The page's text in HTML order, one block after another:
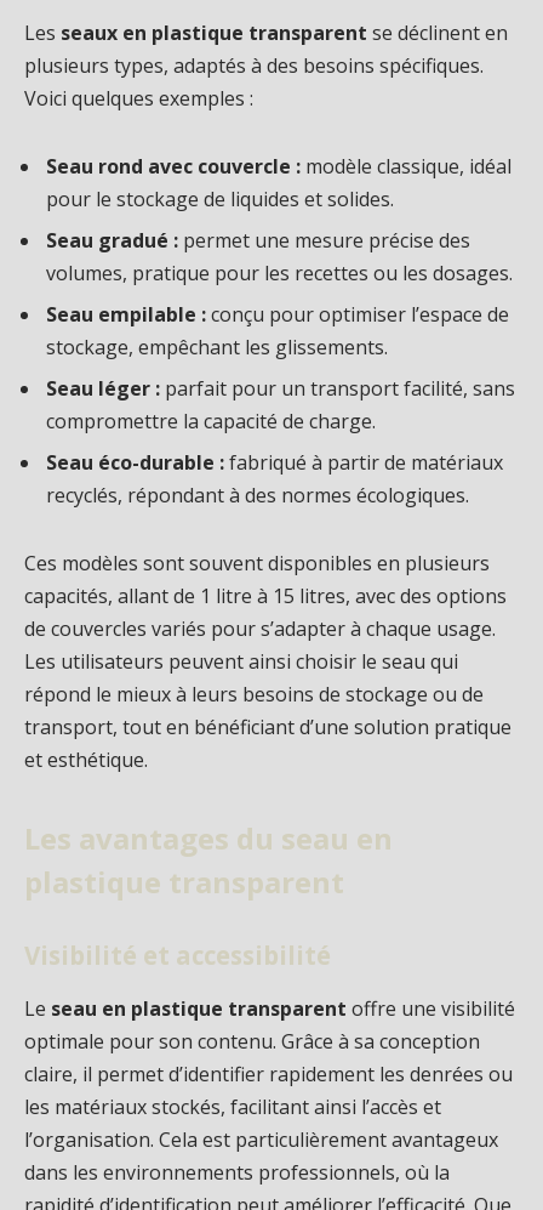
Les seaux en plastique transparent se déclinent en
plusieurs types, adaptés à des besoins spécifiques.
Voici quelques exemples :
Seau rond avec couvercle : modèle classique, idéal
pour le stockage de liquides et solides.
Seau gradué : permet une mesure précise des
volumes, pratique pour les recettes ou les dosages.
Seau empilable :conçu pour optimiser l’espace de
stockage, empêchant les glissements.
Seau léger : parfait pour un transport facilité, sans
compromettre la capacité de charge.
Seau éco-durable :fabriqué à partir de matériaux
recyclés, répondant à des normes écologiques.
Ces modèles sont souvent disponibles en plusieurs
capacités, allant de 1 litre à 15 litres, avec des options
de couvercles variés pour s’adapter à chaque usage.
Les utilisateurs peuvent ainsi choisir le seau qui
répond le mieux à leurs besoins de stockage ou de
transport, tout en bénéficiant d’une solution pratique
et esthétique.
Les avantages du seau en
plastique transparent
Visibilité et accessibilité
Le seau en plastique transparent offre une visibilité
optimale pour son contenu. Grâce à sa conception
claire, il permet d’identifier rapidement les denrées ou
les matériaux stockés, facilitant ainsi l’accès et
l’organisation. Cela est particulièrement avantageux
dans les environnements professionnels, où la